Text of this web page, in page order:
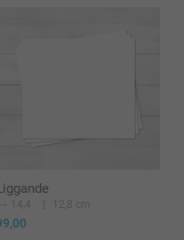
14,4 12,8 cm